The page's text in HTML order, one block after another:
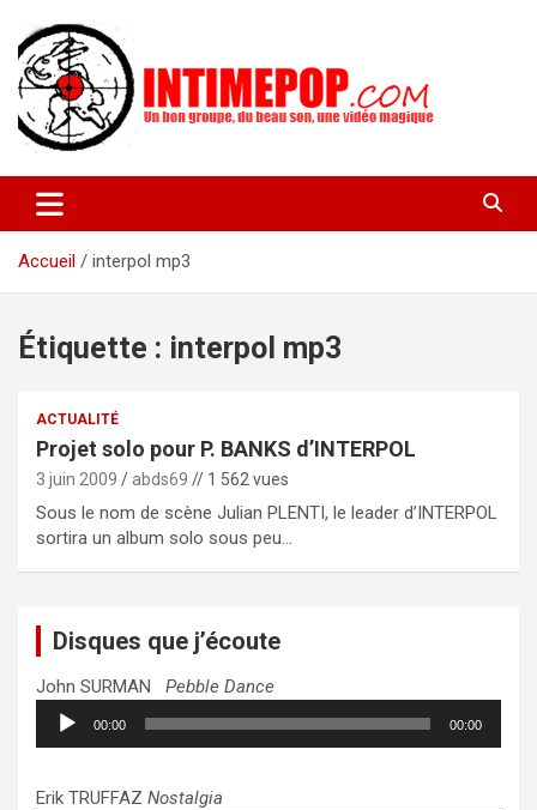
contenu
intimepop.com
actuelles pop rock, post-rock, indé sur Lyon. rock pop concert
lyon
Accueil
interpol mp3
Étiquette : interpol mp3
ACTUALITÉ
Projet solo pour P. BANKS d’INTERPOL
3 juin 2009 abds69 // 1 562 vues
Sous le nom de scène Julian PLENTI, le leader d’INTERPOL
sortira un album solo sous peu…
Disques que j’écoute
John SURMAN Pebble Dance
Lecteur
audio
00:00 00:00
Erik TRUFFAZ Nostalgia